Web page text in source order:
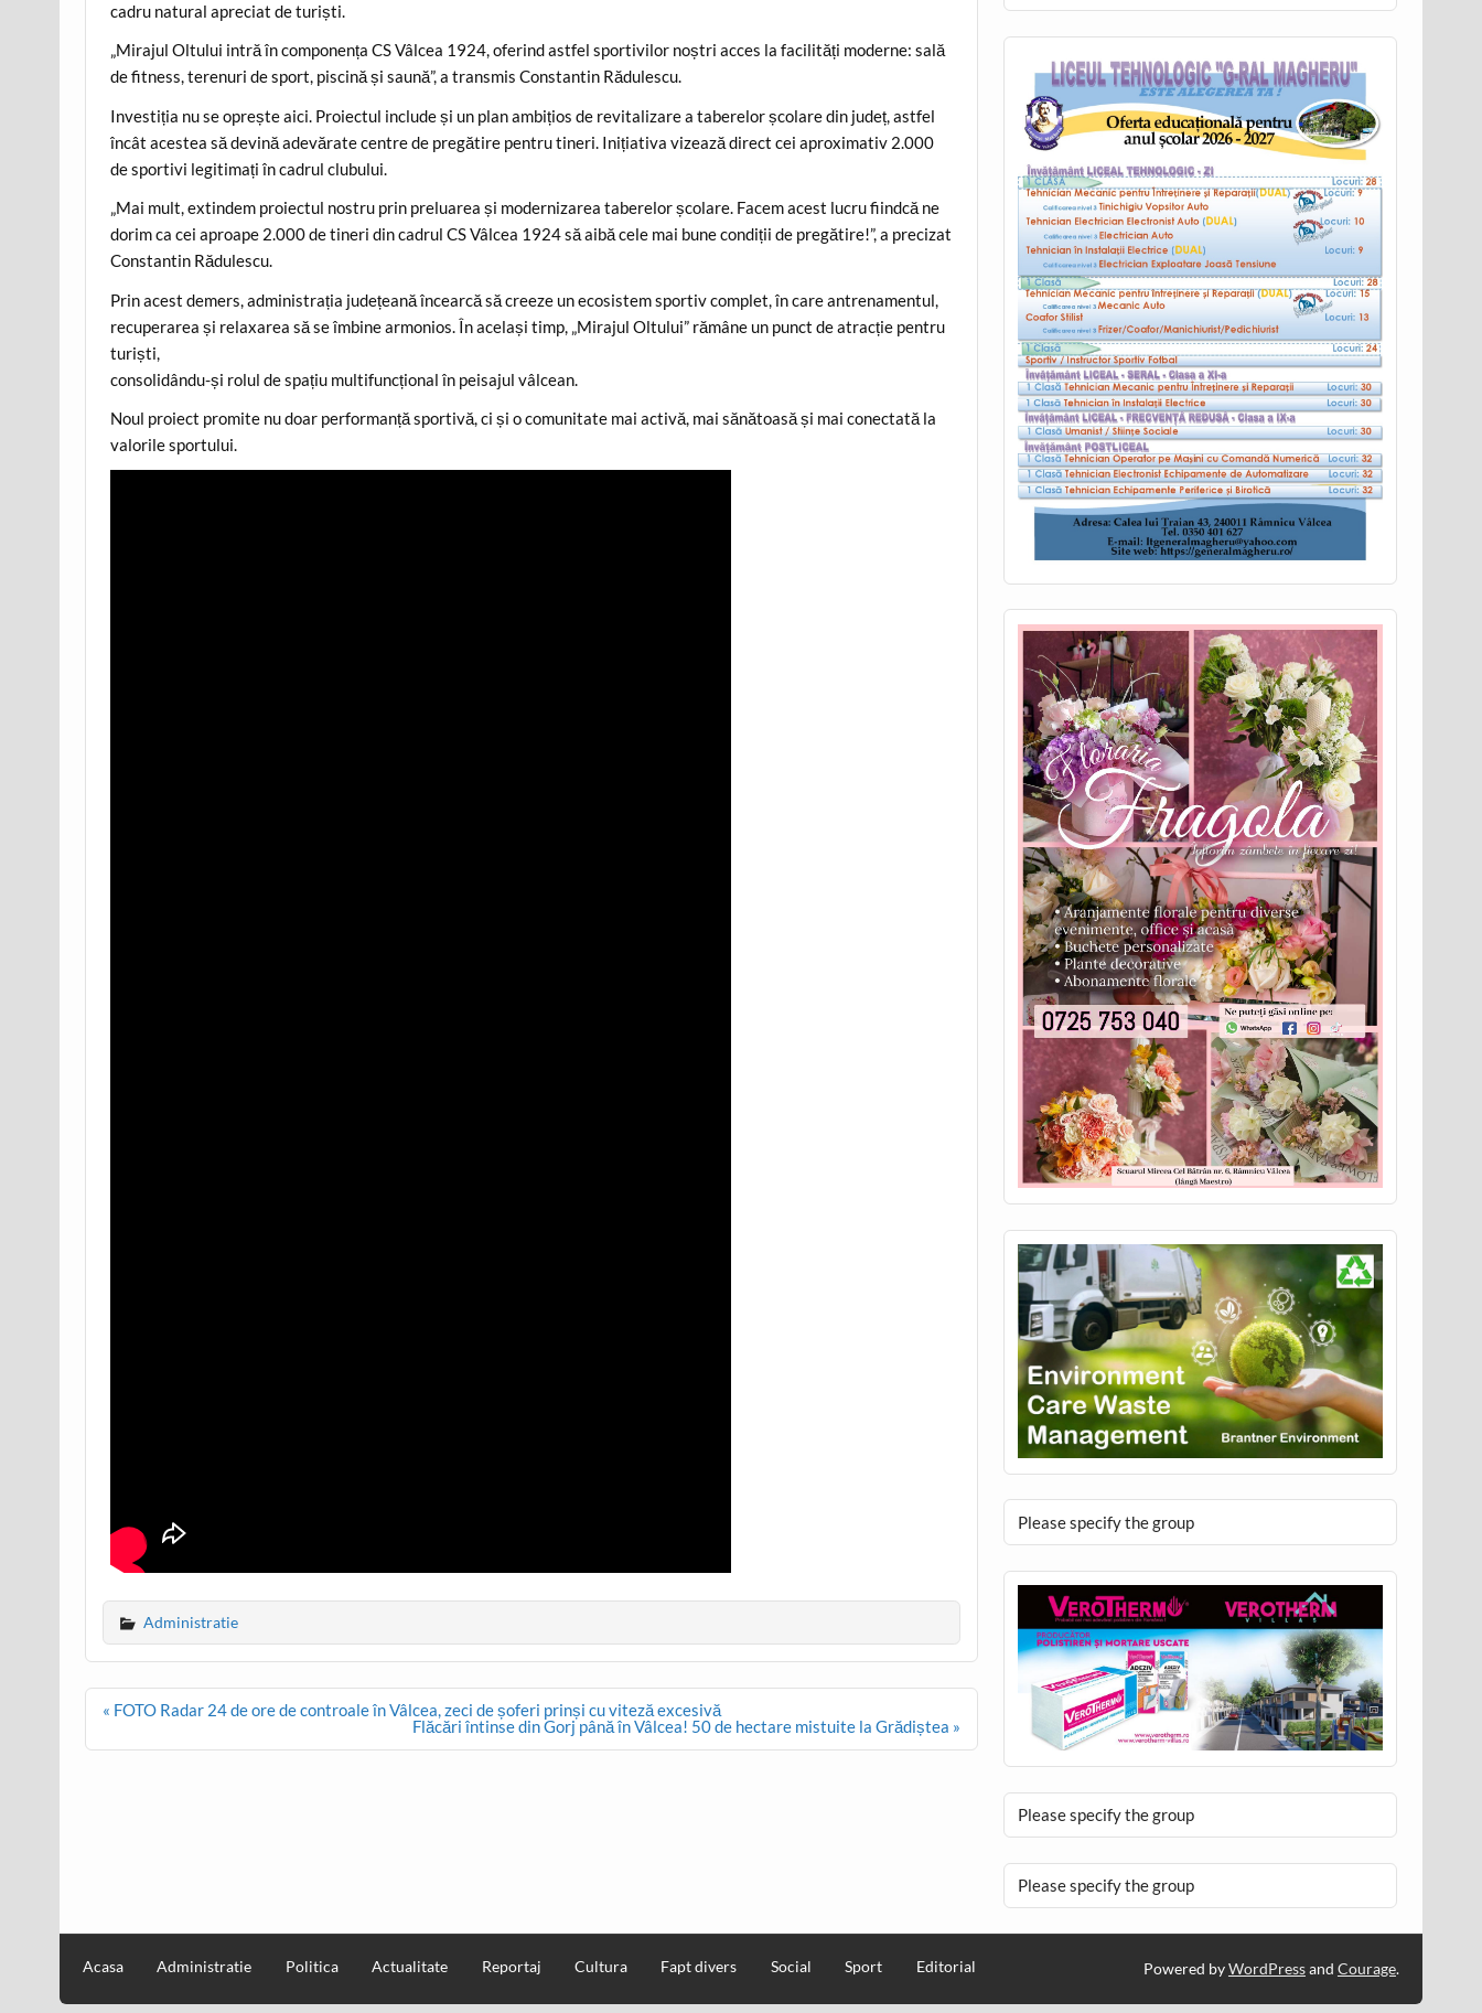
cadru natural apreciat de turiști.
„Mirajul Oltului intră în componența CS Vâlcea 1924, oferind astfel sportivilor noștri acces la facilități moderne: sală
de fitness, terenuri de sport, piscină și saună”, a transmis Constantin Rădulescu.
Investiția nu se oprește aici. Proiectul include și un plan ambițios de revitalizare a taberelor școlare din județ, astfel
încât acestea să devină adevărate centre de pregătire pentru tineri. Inițiativa vizează direct cei aproximativ 2.000
de sportivi legitimați în cadrul clubului.
„Mai mult, extindem proiectul nostru prin preluarea și modernizarea taberelor școlare. Facem acest lucru fiindcă ne
dorim ca cei aproape 2.000 de tineri din cadrul CS Vâlcea 1924 să aibă cele mai bune condiții de pregătire!”, a precizat
Constantin Rădulescu.
Prin acest demers, administrația județeană încearcă să creeze un ecosistem sportiv complet, în care antrenamentul,
recuperarea și relaxarea să se îmbine armonios. În același timp, „Mirajul Oltului” rămâne un punct de atracție pentru
turiști,
consolidându-și rolul de spațiu multifuncțional în peisajul vâlcean.
Noul proiect promite nu doar performanță sportivă, ci și o comunitate mai activă, mai sănătoasă și mai conectată la
valorile sportului.
Administratie
Post
« FOTO Radar 24 de ore de controale în Vâlcea, zeci de șoferi prinși cu viteză excesivă
Flăcări întinse din Gorj până în Vâlcea! 50 de hectare mistuite la Grădiștea »
Please specify the group
Please specify the group
Please specify the group
Acasa Administratie Politica Actualitate Reportaj Cultura Fapt divers Social Sport Editorial Powered byWordPressand Courage.